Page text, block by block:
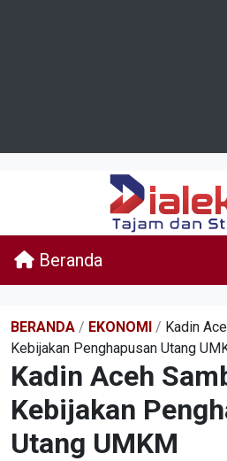
Beranda
BERANDA / EKONOMI / Kadin
Kebijakan Penghapusan Utang
Kadin Aceh
Kebijakan
Utang UMKM